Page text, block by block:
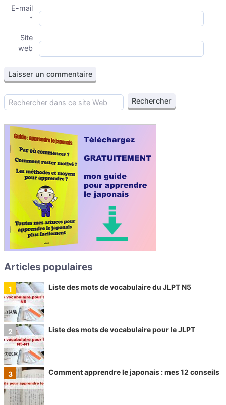
E-mail
*
Site
web
Articles populaires
Liste des mots de vocabulaire du JLPT N5
Liste des mots de vocabulaire pour le JLPT
Comment apprendre le japonais : mes 12 conseils